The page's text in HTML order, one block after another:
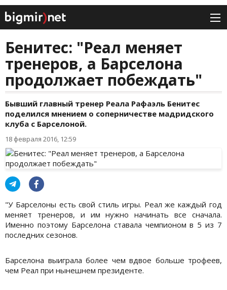
Бенитес: "Реал меняет
тренеров, а Барселона
продолжает побеждать"
Бывший главный тренер Реала Рафаэль Бенитес
поделился мнением о соперничестве мадридского
клуба с Барселоной.
18 февраля 2016, 12:59
"У Барселоны есть свой стиль игры. Реал же каждый год
меняет тренеров, и им нужно начинать все сначала.
Именно поэтому Барселона ставала чемпионом в 5 из 7
последних сезонов.
Барселона выиграла более чем вдвое больше трофеев,
чем Реал при нынешнем президенте.